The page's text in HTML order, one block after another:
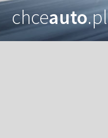
chceauto.pl